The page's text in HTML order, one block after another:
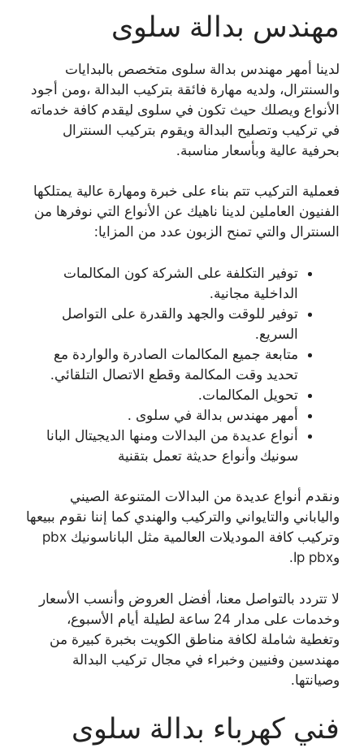
مهندس بدالة سلوى
لدينا أمهر مهندس بدالة سلوى متخصص بالبدايات
والسنترال، ولديه مهارة فائقة بتركيب البدالة ،ومن أجود
الأنواع ويصلك حيث تكون في سلوى ليقدم كافة خدماته
في تركيب وتصليح البدالة ويقوم بتركيب السنترال
بحرفية عالية وبأسعار مناسبة.
فعملية التركيب تتم بناء على خبرة ومهارة عالية يمتلكها
الفنيون العاملين لدينا ناهيك عن الأنواع التي نوفرها من
السنترال والتي تمنح الزبون عدد من المزايا:
توفير التكلفة على الشركة كون المكالمات
الداخلية مجانية.
توفير للوقت والجهد والقدرة على التواصل
السريع.
متابعة جميع المكالمات الصادرة والواردة مع
تحديد وقت المكالمة وقطع الاتصال التلقائي.
تحويل المكالمات.
أمهر مهندس بدالة في سلوى .
أنواع عديدة من البدالات ومنها الديجيتال البانا
سونيك وأنواع حديثة تعمل بتقنية
ونقدم أنواع عديدة من البدالات المتنوعة الصيني
والياباني والتايواني والتركيب والهندي كما إننا نقوم ببيعها
وتركيب كافة الموديلات العالمية مثل الباناسونيك pbx
وIp pbx.
لا تتردد بالتواصل معنا، أفضل العروض وأنسب الأسعار
وخدمات على مدار 24 ساعة لطيلة أيام الأسبوع،
وتغطية شاملة لكافة مناطق الكويت بخبرة كبيرة من
مهندسين وفنيين وخبراء في مجال تركيب البدالة
وصيانتها.
فني كهرباء بدالة سلوى